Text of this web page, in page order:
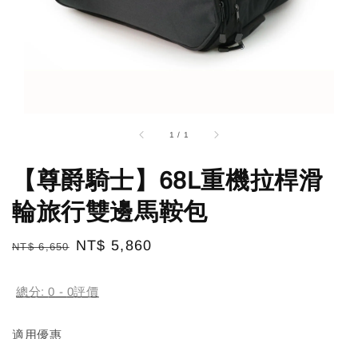
1 / 1
【尊爵騎士】68L重機拉桿滑
輪旅行雙邊馬鞍包
Regular
NT$ 6,650
Sale
NT$ 5,860
總分:0 - 0評價
適用優惠